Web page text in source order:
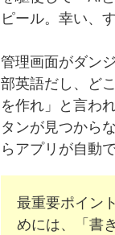
ピール。幸い、
管理画面がダン
部英語だし、ど
を作れ」と言わ
タンが見つから
らアプリが自動
最重要ポイン
めには、「書